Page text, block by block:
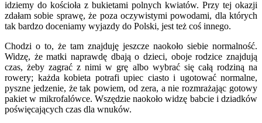
idziemy do kościoła z bukietami polnych kwiatów. Przy tej okazji
zdałam sobie sprawę, że poza oczywistymi powodami, dla których
tak bardzo doceniamy wyjazdy do Polski, jest też coś innego.
Chodzi o to, że tam znajduję jeszcze naokoło siebie normalność.
Widzę, że matki naprawdę dbają o dzieci, oboje rodzice znajdują
czas, żeby zagrać z nimi w grę albo wybrać się całą rodziną na
rowery; każda kobieta potrafi upiec ciasto i ugotować normalne,
pyszne jedzenie, że tak powiem, od zera, a nie rozmrażając gotowy
pakiet w mikrofalówce. Wszędzie naokoło widzę babcie i dziadków
poświęcających czas dla wnuków.